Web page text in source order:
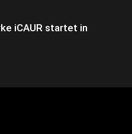
iCAUR startet in